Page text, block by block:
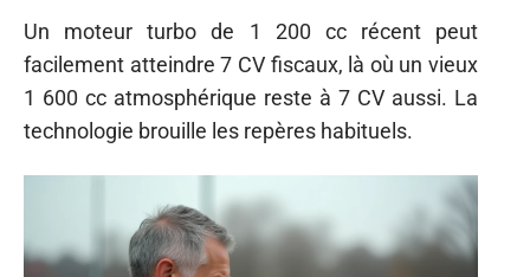
Un moteur turbo de 1 200 cc récent peut
facilement atteindre 7 CV fiscaux, là où un vieux
1 600 cc atmosphérique reste à 7 CV aussi. La
technologie brouille les repères habituels.